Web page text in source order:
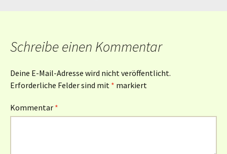
Schreibe einen Kommentar
Deine E-Mail-Adresse wird nicht veröffentlicht.
Erforderliche Felder sind mit * markiert
Kommentar *